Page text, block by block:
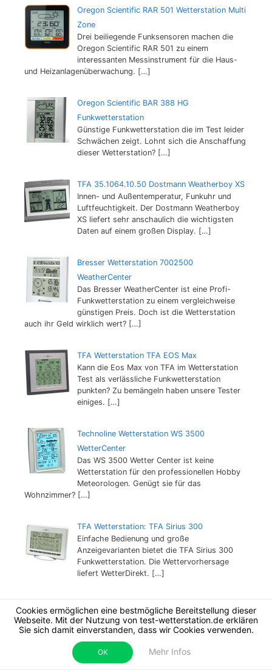
Cookies ermöglichen eine bestmögliche Bereitstellung dieser
Webseite. Mit der Nutzung von test-wetterstation.de erklären
Sie sich damit einverstanden, dass wir Cookies verwenden.
OK Mehr Infos
Oregon Scientific RAR 501 Wetterstation Multi
Zone
Drei beiliegende Funksensoren machen die
Oregon Scientific RAR 501 zu einem
interessanten Messinstrument für die Haus-
und Heizanlagenüberwachung. […]
Oregon Scientific BAR 388 HG
Funkwetterstation
Günstige Funkwetterstation die im Test leider
Schwächen zeigt. Lohnt sich die Anschaffung
dieser Wetterstation? […]
TFA 35.1064.10.50 Dostmann Weatherboy XS
Innen- und Außentemperatur, Funkuhr und
Luftfeuchtigkeit. Der Dostmann Weatherboy
XS liefert sehr anschaulich die wichtigsten
Daten auf einem großen Display. […]
Bresser Wetterstation 7002500
WeatherCenter
Das Bresser WeatherCenter ist eine Profi-
Funkwetterstation zu einem vergleichweise
günstigen Preis. Doch ist die Wetterstation
auch ihr Geld wirklich wert? […]
TFA Wetterstation TFA EOS Max
Kann die Eos Max von TFA im Wetterstation
Test als verlässliche Funkwetterstation
punkten? Zu bemängeln haben unsere Tester
einiges. […]
Technoline Wetterstation WS 3500
WetterCenter
Das WS 3500 Wetter Center ist keine
Wetterstation für den professionellen Hobby
Meteorologen. Genügt sie für das
Wohnzimmer? […]
TFA Wetterstation: TFA Sirius 300
Einfache Bedienung und große
Anzeigevarianten bietet die TFA Sirius 300
Funkwetterstation. Die Wettervorhersage
liefert WetterDirekt. […]
Die Dostmann Genio 300 ist über ein
spezielles Funknetz an „Wetter direkt“
angeschlossen und zeigt detaillierte, regionale
Wetterwerte an.
[…]